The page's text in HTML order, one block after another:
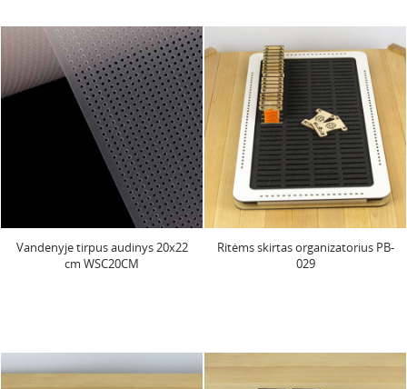
Vandenyje tirpus audinys 20x22
cm WSC20CM
Ritėms skirtas organizatorius PB-
029